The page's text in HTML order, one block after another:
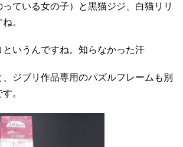
ている女の子）と黒猫ジジ、白猫リリ
。
いうんですね。知らなかった汗
ジブリ作品専用のパズルフレームも別
。